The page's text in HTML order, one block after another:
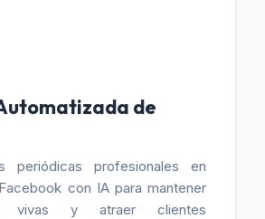
de
periódicas profesionales en
con IA para mantener
vivas y atraer clientes